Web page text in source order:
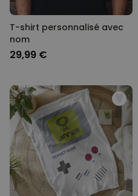
T-shirt personnalisé avec
nom
29,99 €